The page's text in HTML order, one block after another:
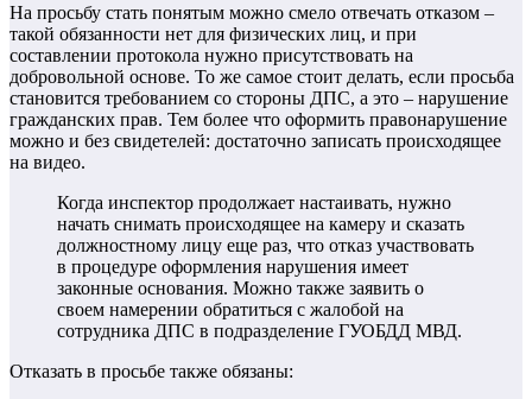
На просьбу стать понятым можно смело отвечать отказом –
такой обязанности нет для физических лиц, и при
составлении протокола нужно присутствовать на
добровольной основе. То же самое стоит делать, если просьба
становится требованием со стороны ДПС, а это – нарушение
гражданских прав. Тем более что оформить правонарушение
можно и без свидетелей: достаточно записать происходящее
на видео.
Когда инспектор продолжает настаивать, нужно
начать снимать происходящее на камеру и сказать
должностному лицу еще раз, что отказ участвовать
в процедуре оформления нарушения имеет
законные основания. Можно также заявить о
своем намерении обратиться с жалобой на
сотрудника ДПС в подразделение ГУОБДД МВД.
Отказать в просьбе также обязаны: